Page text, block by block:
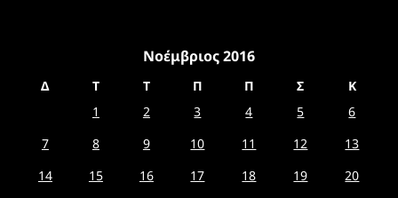
Νοέμβριος 2016
Δ Τ Τ Π Π Σ
Κ
1
2 3 4 5
6
7
8 9 10 11 12
13
14
15 16 17 18 19
20